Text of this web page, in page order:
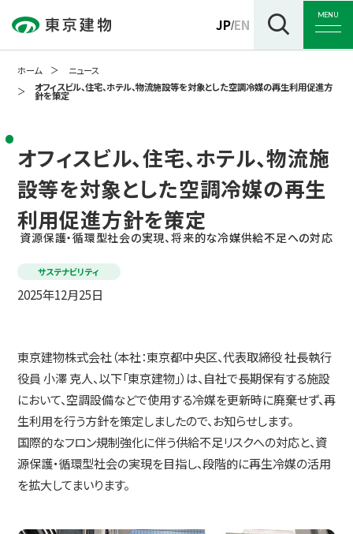
企業情報
IR情報
コミュニケーション活動
ニュース
JP/EN
MENU
ホーム
ニュース
オフィスビル、住宅、ホテル、物流施設等を対象とした空調冷媒の再生利用促進方
針を策定
オフィスビル、住宅、ホテル、物流施
設等を対象とした空調冷媒の再生
利用促進方針を策定
資源保護・循環型社会の実現、将来的な冷媒供給不足への対応
2025年12月25日
サステナビリティ
東京建物株式会社（本社：東京都中央区、代表取締役 社長執行
役員 小澤 克人、以下「東京建物」）は、自社で長期保有する施設
において、空調設備などで使用する冷媒を更新時に廃棄せず、再
生利用を行う方針を策定しましたので、お知らせします。
国際的なフロン規制強化に伴う供給不足リスクへの対応と、資
源保護・循環型社会の実現を目指し、段階的に再生冷媒の活用
を拡大してまいります。